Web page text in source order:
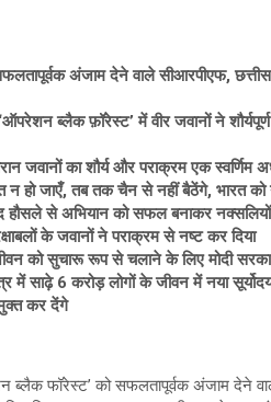
अंजाम देने वाले सीआरपीएफ,
ब्लैक फ़ॉरेस्ट’ में वीर जवानों ने
जवानों का शौर्य और पराक्रम एक स्वर्णिम
हो जाएँ, तब तक चैन से नहीं बैठेंगे, भारत
से अभियान को सफल बनाकर
के जवानों ने पराक्रम से नष्ट कर दिया
जीवन को सुचारू रूप से चलाने के लिए मोदी
में साढ़े 6 करोड़ लोगों के जीवन में नया
कर देंगे
ब्लैक फॉरेस्ट’ को सफलतापूर्वक अंजाम देने